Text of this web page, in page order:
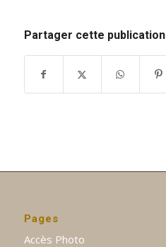
Partager cette publication
Pages
Accès Photo